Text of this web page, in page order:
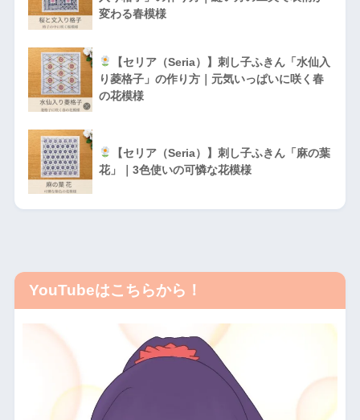
変わる春模様
【セリア（Seria）】刺し子ふきん「水仙入
り菱格子」の作り方｜元気いっぱいに咲く春
の花模様
【セリア（Seria）】刺し子ふきん「麻の葉
花」｜3色使いの可憐な花模様
YouTubeはこちらから！